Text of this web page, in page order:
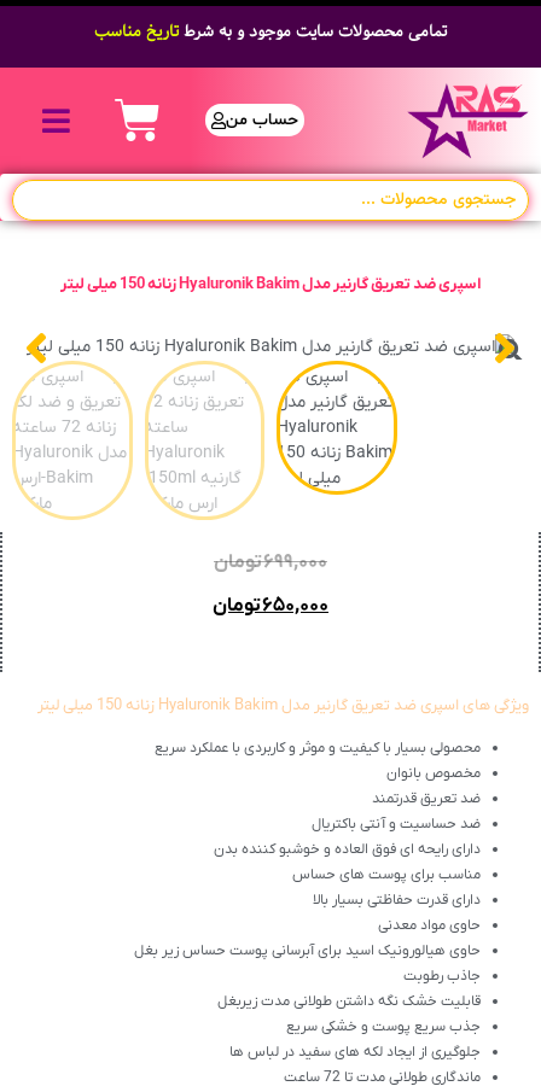
تمامی محصولات سایت موجود و به شرطتاریخ مناسب
حساب من
اسپری ضد تعریق گارنیر مدل Hyaluronik Bakim زنانه 150 میلی لیتر
۶۹۹,۰۰۰تومان
۶۵۰,۰۰۰تومان
ویژگی های اسپری ضد تعریق گارنیر مدل Hyaluronik Bakim زنانه 150 میلی لیتر
محصولی بسیار با کیفیت و موثر و کاربردی با عملکرد سریع
مخصوص بانوان
ضد تعریق قدرتمند
ضد حساسیت و آنتی باکتریال
دارای رایحه ای فوق العاده و خوشبو کننده بدن
مناسب برای پوست های حساس
دارای قدرت حفاظتی بسیار بالا
حاوی مواد معدنی
حاوی هیالورونیک اسید برای آبرسانی پوست حساس زیر بغل
جاذب رطوبت
قابلیت خشک نگه داشتن طولانی مدت زیربغل
جذب سریع پوست و خشکی سریع
جلوگیری از ایجاد لکه های سفید در لباس ها
ماندگاری طولانی مدت تا 72 ساعت